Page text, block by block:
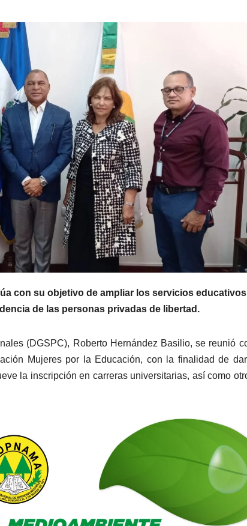
con su objetivo de ampliar los servicios
de las personas privadas de libertad.
(DGSPC), Roberto Hernández Basilio, se reunió
Mujeres por la Educación, con la finalidad de
la inscripción en carreras universitarias, así como